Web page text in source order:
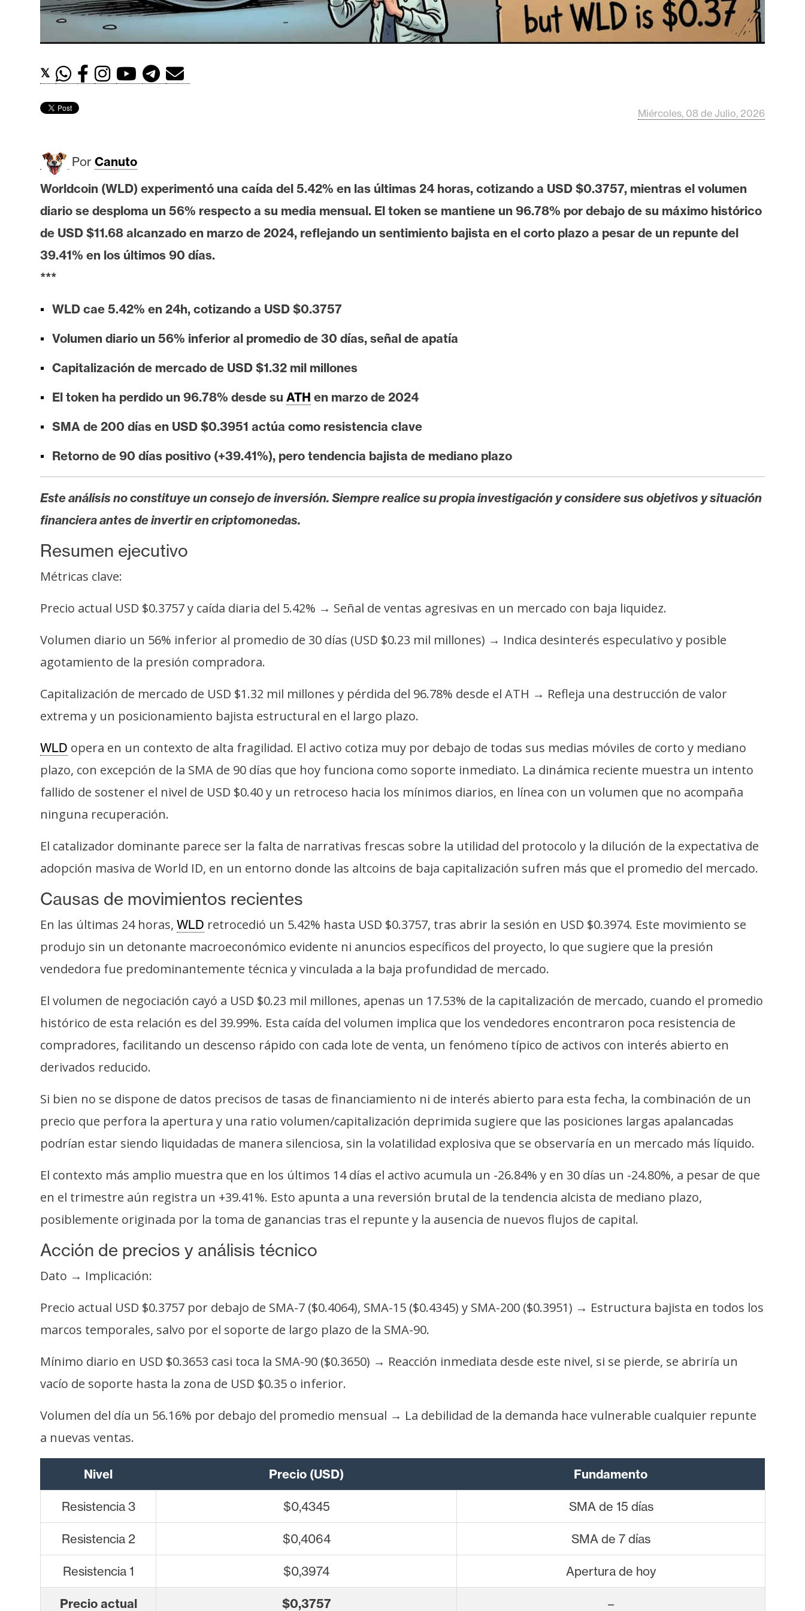
t
e
e
m
I
A
A
n
l
i
i
N
t
s
P
r
e
n
s
a
T
m
s
R
c
u
r
s
o
C
n
a
c
t
y
u
b
l
c
d
a
𝕏
Miércoles, 08 de Julio, 2026
Por Canuto
Worldcoin (WLD) experimentó una caída del 5.42% en las últimas 24 horas, cotizando a USD $0.3757, mientras el volumen
diario se desploma un 56% respecto a su media mensual. El token se mantiene un 96.78% por debajo de su máximo histórico
de USD $11.68 alcanzado en marzo de 2024, reflejando un sentimiento bajista en el corto plazo a pesar de un repunte del
39.41% en los últimos 90 días.
***
WLD cae 5.42% en 24h, cotizando a USD $0.3757
Volumen diario un 56% inferior al promedio de 30 días, señal de apatía
Capitalización de mercado de USD $1.32 mil millones
El token ha perdido un 96.78% desde su ATH en marzo de 2024
SMA de 200 días en USD $0.3951 actúa como resistencia clave
Retorno de 90 días positivo (+39.41%), pero tendencia bajista de mediano plazo
Este análisis no constituye un consejo de inversión. Siempre realice su propia investigación y considere sus objetivos y situación
financiera antes de invertir en criptomonedas.
Resumen ejecutivo
Métricas clave:
Precio actual USD $0.3757 y caída diaria del 5.42% → Señal de ventas agresivas en un mercado con baja liquidez.
Volumen diario un 56% inferior al promedio de 30 días (USD $0.23 mil millones) → Indica desinterés especulativo y posible
agotamiento de la presión compradora.
Capitalización de mercado de USD $1.32 mil millones y pérdida del 96.78% desde el ATH → Refleja una destrucción de valor
extrema y un posicionamiento bajista estructural en el largo plazo.
WLD opera en un contexto de alta fragilidad. El activo cotiza muy por debajo de todas sus medias móviles de corto y mediano
plazo, con excepción de la SMA de 90 días que hoy funciona como soporte inmediato. La dinámica reciente muestra un intento
fallido de sostener el nivel de USD $0.40 y un retroceso hacia los mínimos diarios, en línea con un volumen que no acompaña
ninguna recuperación.
El catalizador dominante parece ser la falta de narrativas frescas sobre la utilidad del protocolo y la dilución de la expectativa de
adopción masiva de World ID, en un entorno donde las altcoins de baja capitalización sufren más que el promedio del mercado.
Causas de movimientos recientes
En las últimas 24 horas, WLD retrocedió un 5.42% hasta USD $0.3757, tras abrir la sesión en USD $0.3974. Este movimiento se
produjo sin un detonante macroeconómico evidente ni anuncios específicos del proyecto, lo que sugiere que la presión
vendedora fue predominantemente técnica y vinculada a la baja profundidad de mercado.
El volumen de negociación cayó a USD $0.23 mil millones, apenas un 17.53% de la capitalización de mercado, cuando el promedio
histórico de esta relación es del 39.99%. Esta caída del volumen implica que los vendedores encontraron poca resistencia de
compradores, facilitando un descenso rápido con cada lote de venta, un fenómeno típico de activos con interés abierto en
derivados reducido.
Si bien no se dispone de datos precisos de tasas de financiamiento ni de interés abierto para esta fecha, la combinación de un
precio que perfora la apertura y una ratio volumen/capitalización deprimida sugiere que las posiciones largas apalancadas
podrían estar siendo liquidadas de manera silenciosa, sin la volatilidad explosiva que se observaría en un mercado más líquido.
El contexto más amplio muestra que en los últimos 14 días el activo acumula un -26.84% y en 30 días un -24.80%, a pesar de que
en el trimestre aún registra un +39.41%. Esto apunta a una reversión brutal de la tendencia alcista de mediano plazo,
posiblemente originada por la toma de ganancias tras el repunte y la ausencia de nuevos flujos de capital.
Acción de precios y análisis técnico
Dato → Implicación:
Precio actual USD $0.3757 por debajo de SMA-7 ($0.4064), SMA-15 ($0.4345) y SMA-200 ($0.3951) → Estructura bajista en todos los
marcos temporales, salvo por el soporte de largo plazo de la SMA-90.
Mínimo diario en USD $0.3653 casi toca la SMA-90 ($0.3650) → Reacción inmediata desde este nivel, si se pierde, se abriría un
vacío de soporte hasta la zona de USD $0.35 o inferior.
Volumen del día un 56.16% por debajo del promedio mensual → La debilidad de la demanda hace vulnerable cualquier repunte
a nuevas ventas.
Nivel Precio (USD) Fundamento
Resistencia 3 $0,4345 SMA de 15 días
Resistencia 2 $0,4064 SMA de 7 días
Resistencia 1 $0,3974 Apertura de hoy
Precio actual $0,3757 –